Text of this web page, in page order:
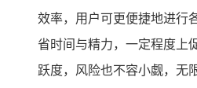
效率，用户可更便捷地进行
省时间与精力，一定程度上
跃度，风险也不容小觑，无